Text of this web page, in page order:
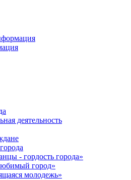
деятельность
- гордость города»
город»
молодежь»